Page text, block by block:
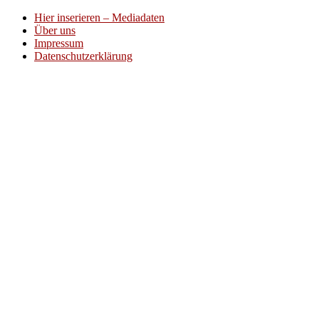
Hier inserieren – Mediadaten
Über uns
Impressum
Datenschutzerklärung